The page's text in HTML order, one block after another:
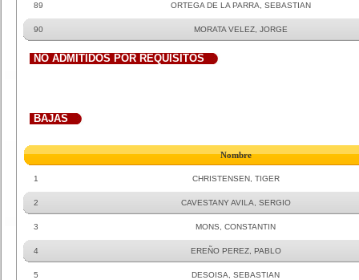
89 ORTEGA DE LA PARRA, SEBASTIAN
90 MORATA VELEZ, JORGE
NO ADMITIDOS POR REQUISITOS
BAJAS
Nombre
1 CHRISTENSEN, TIGER
2 CAVESTANY AVILA, SERGIO
3 MONS, CONSTANTIN
4 EREÑO PEREZ, PABLO
5 DESOISA, SEBASTIAN